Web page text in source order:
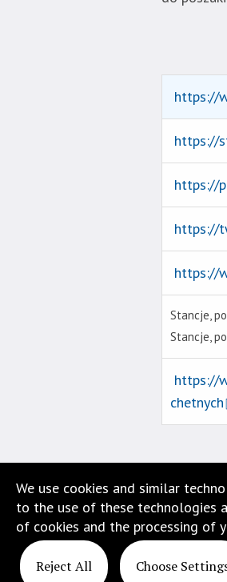
https://
https://
https://
https://
https://
Stancje,
Stancje,
https://
chetnych
We use cookies and similar
to the use of these technologies
of cookies and the processing of
Reject All Choose